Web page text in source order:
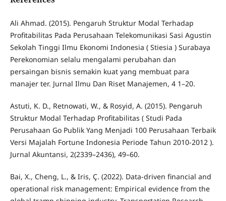
Ali Ahmad. (2015). Pengaruh Struktur Modal Terhadap
Profitabilitas Pada Perusahaan Telekomunikasi Sasi Agustin
Sekolah Tinggi Ilmu Ekonomi Indonesia ( Stiesia ) Surabaya
Perekonomian selalu mengalami perubahan dan
persaingan bisnis semakin kuat yang membuat para
manajer ter. Jurnal Ilmu Dan Riset Manajemen, 4 1–20.
Astuti, K. D., Retnowati, W., & Rosyid, A. (2015). Pengaruh
Struktur Modal Terhadap Profitabilitas ( Studi Pada
Perusahaan Go Publik Yang Menjadi 100 Perusahaan Terbaik
Versi Majalah Fortune Indonesia Periode Tahun 2010-2012 ).
Jurnal Akuntansi, 2(2339–2436), 49–60.
Bai, X., Cheng, L., & Iris, Ç. (2022). Data-driven financial and
operational risk management: Empirical evidence from the